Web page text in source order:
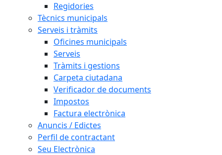
Regidories
Tècnics municipals
Serveis i tràmits
Oficines municipals
Serveis
Tràmits i gestions
Carpeta ciutadana
Verificador de documents
Impostos
Factura electrònica
Anuncis / Edictes
Perfil de contractant
Seu Electrònica